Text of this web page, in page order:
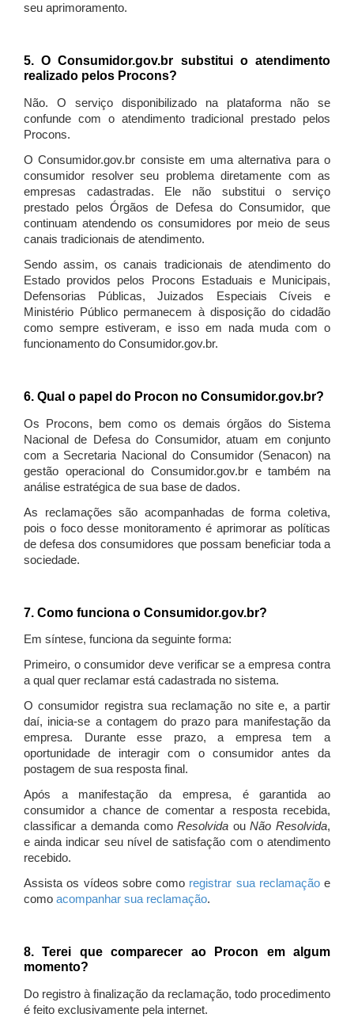
seu aprimoramento.
5. O Consumidor.gov.br substitui o atendimento
realizado pelos Procons?
Não. O serviço disponibilizado na plataforma não se
confunde com o atendimento tradicional prestado pelos
Procons.
O Consumidor.gov.br consiste em uma alternativa para o
consumidor resolver seu problema diretamente com as
empresas cadastradas. Ele não substitui o serviço
prestado pelos Órgãos de Defesa do Consumidor, que
continuam atendendo os consumidores por meio de seus
canais tradicionais de atendimento.
Sendo assim, os canais tradicionais de atendimento do
Estado providos pelos Procons Estaduais e Municipais,
Defensorias Públicas, Juizados Especiais Cíveis e
Ministério Público permanecem à disposição do cidadão
como sempre estiveram, e isso em nada muda com o
funcionamento do Consumidor.gov.br.
6. Qual o papel do Procon no Consumidor.gov.br?
Os Procons, bem como os demais órgãos do Sistema
Nacional de Defesa do Consumidor, atuam em conjunto
com a Secretaria Nacional do Consumidor (Senacon) na
gestão operacional do Consumidor.gov.br e também na
análise estratégica de sua base de dados.
As reclamações são acompanhadas de forma coletiva,
pois o foco desse monitoramento é aprimorar as políticas
de defesa dos consumidores que possam beneficiar toda a
sociedade.
7. Como funciona o Consumidor.gov.br?
Em síntese, funciona da seguinte forma:
Primeiro, o consumidor deve verificar se a empresa contra
a qual quer reclamar está cadastrada no sistema.
O consumidor registra sua reclamação no site e, a partir
daí, inicia-se a contagem do prazo para manifestação da
empresa. Durante esse prazo, a empresa tem a
oportunidade de interagir com o consumidor antes da
postagem de sua resposta final.
Após a manifestação da empresa, é garantida ao
consumidor a chance de comentar a resposta recebida,
classificar a demanda comoResolvida ouNão Resolvida,
e ainda indicar seu nível de satisfação com o atendimento
recebido.
Assista os vídeos sobre como registrar sua reclamaçãoe
como acompanhar sua reclamação.
8. Terei que comparecer ao Procon em algum
momento?
Do registro à finalização da reclamação, todo procedimento
é feito exclusivamente pela internet.